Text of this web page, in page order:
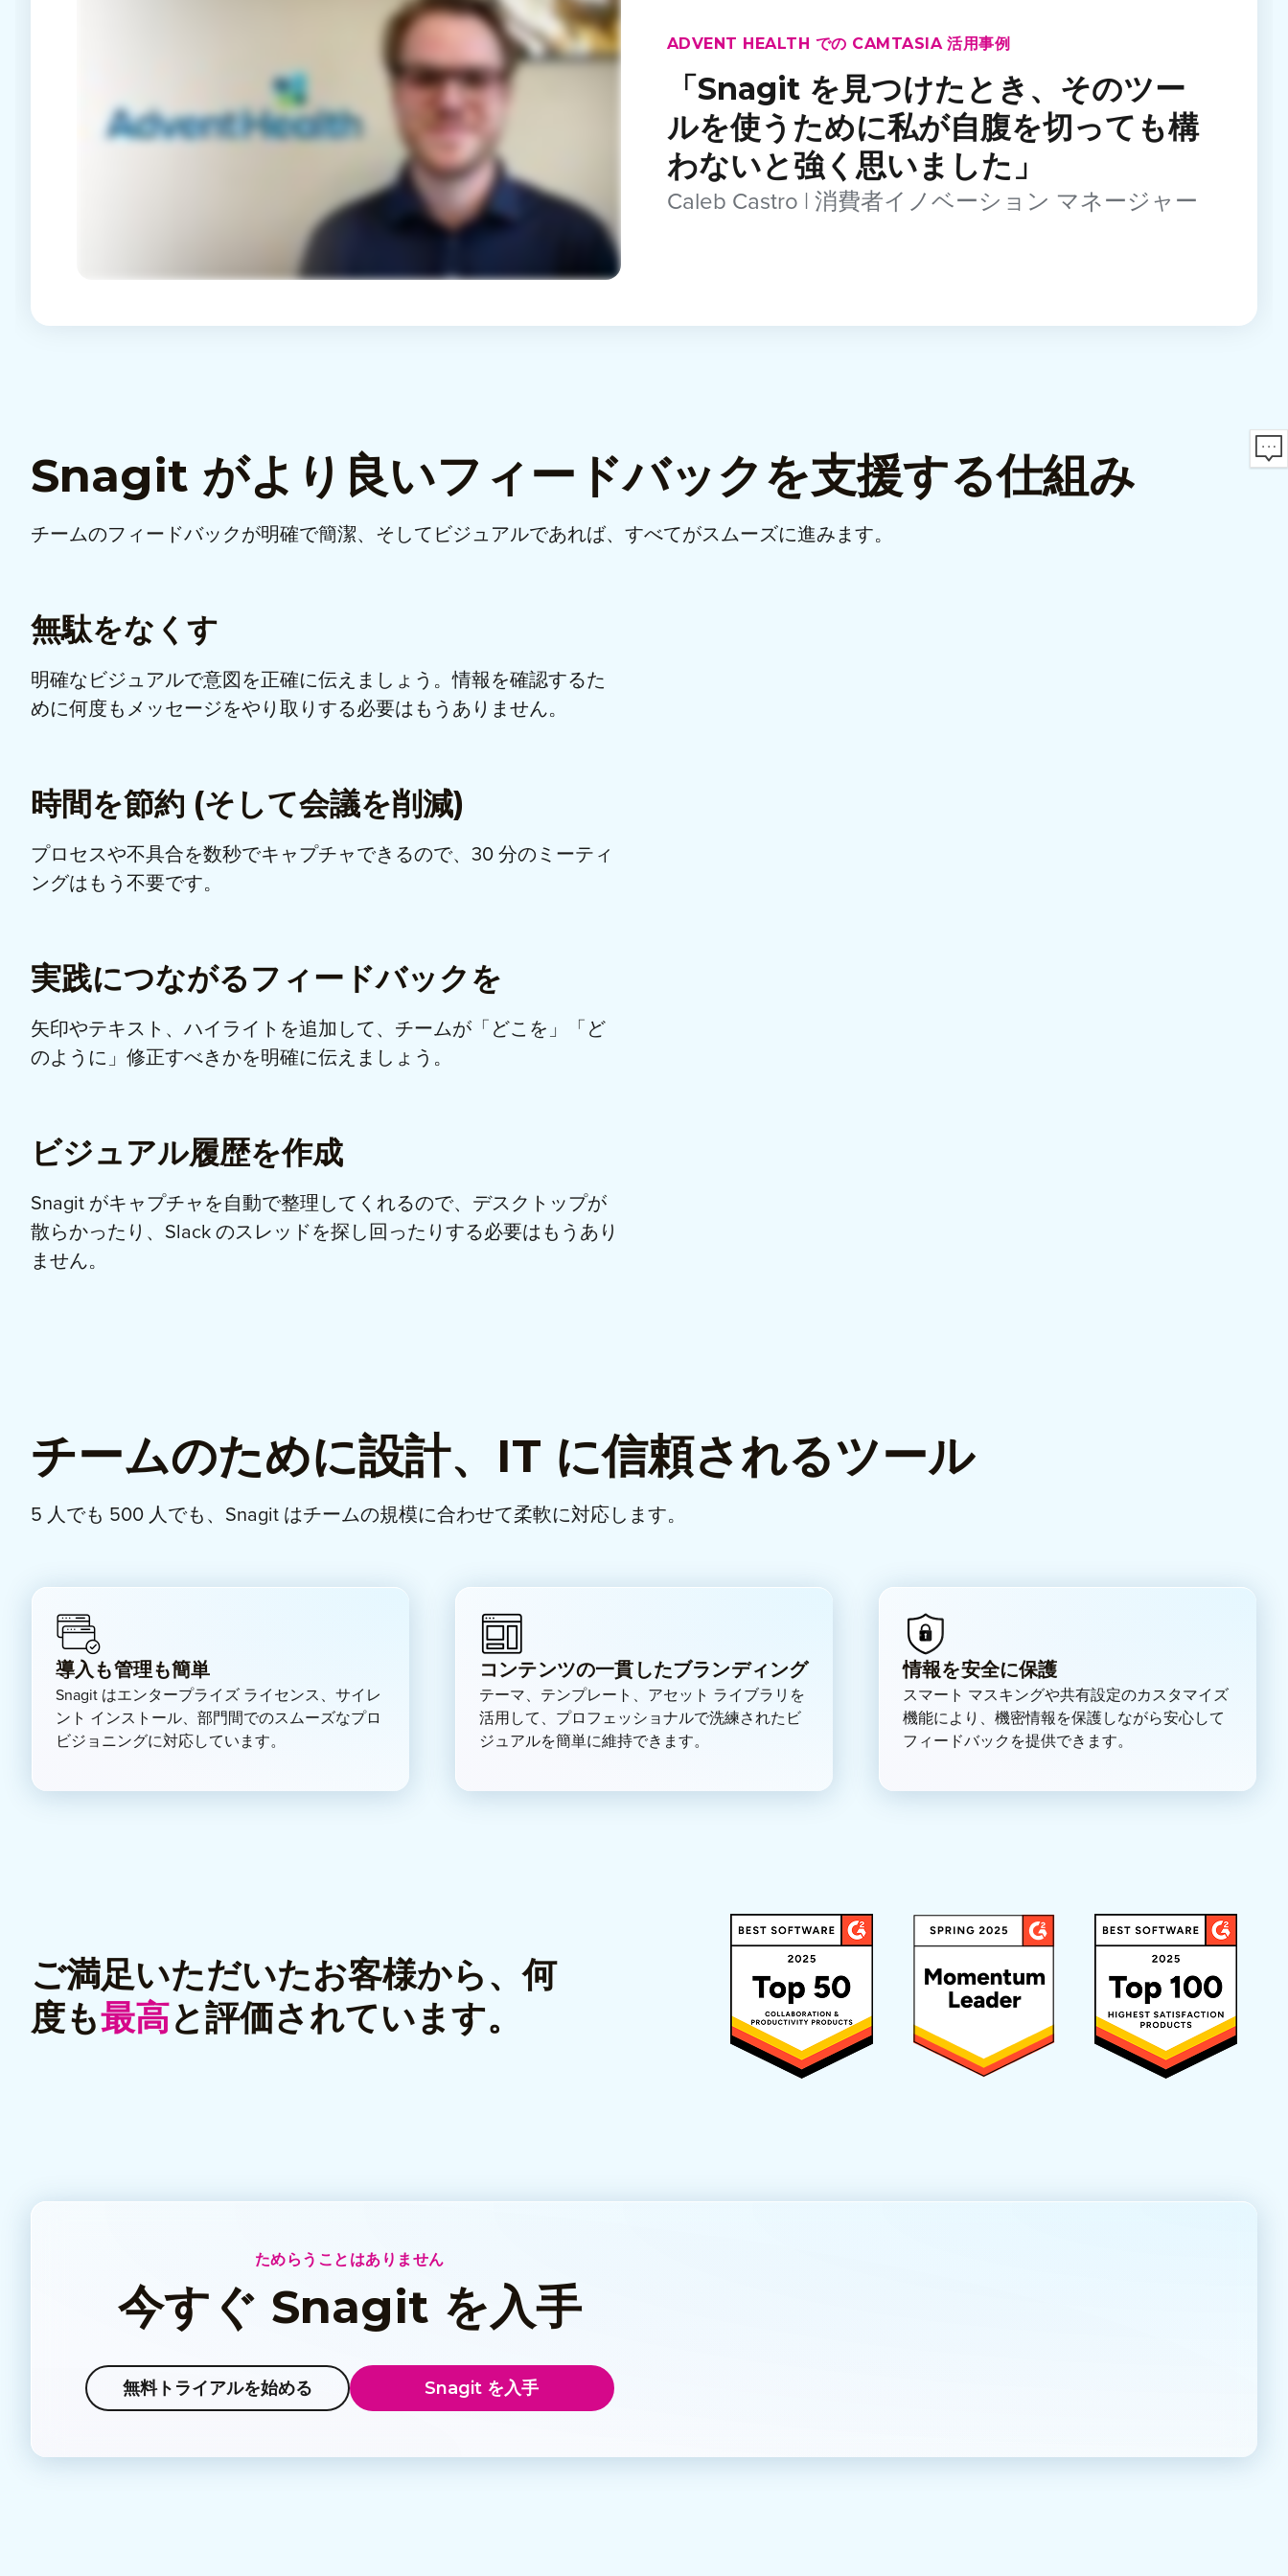
ADVENT HEALTH での CAMTASIA 活用事例
「Snagit を見つけたとき、そのツー
ルを使うために私が自腹を切っても構
わないと強く思いました」
Caleb Castro | 消費者イノベーション マネージャー
Snagit がより良いフィードバックを支援する仕組み
チームのフィードバックが明確で簡潔、そしてビジュアルであれば、すべてがスムーズに進みます。
無駄をなくす
明確なビジュアルで意図を正確に伝えましょう。情報を確認するた
めに何度もメッセージをやり取りする必要はもうありません。
時間を節約 (そして会議を削減)
プロセスや不具合を数秒でキャプチャできるので、30 分のミーティ
ングはもう不要です。
実践につながるフィードバックを
矢印やテキスト、ハイライトを追加して、チームが「どこを」「ど
のように」修正すべきかを明確に伝えましょう。
ビジュアル履歴を作成
Snagit がキャプチャを自動で整理してくれるので、デスクトップが
散らかったり、Slack のスレッドを探し回ったりする必要はもうあり
ません。
チームのために設計、IT に信頼されるツール
5 人でも 500 人でも、Snagit はチームの規模に合わせて柔軟に対応します。
導入も管理も簡単
Snagit はエンタープライズ ライセンス、サイレ
ント インストール、部門間でのスムーズなプロ
ビジョニングに対応しています。
コンテンツの一貫したブランディング
テーマ、テンプレート、アセット ライブラリを
活用して、プロフェッショナルで洗練されたビ
ジュアルを簡単に維持できます。
情報を安全に保護
スマート マスキングや共有設定のカスタマイズ
機能により、機密情報を保護しながら安心して
フィードバックを提供できます。
ご満足いただいたお客様から、何
度も最高と評価されています。
ためらうことはありません
今すぐ Snagit を入手
無料トライアルを始める Snagit を入手